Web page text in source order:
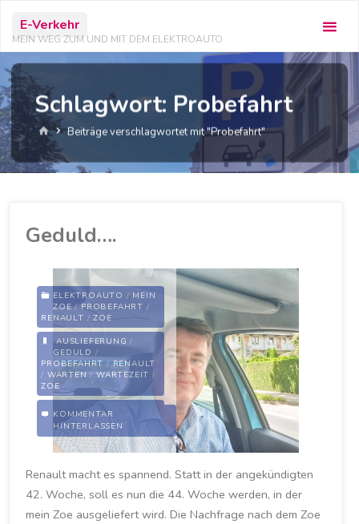
Inhalt
springen
E-Verkehr
MEIN WEG ZUM UND MIT DEM ELEKTROAUTO
Schlagwort: Probefahrt
StartBeiträge verschlagwortet mit "Probefahrt"
Geduld….
ELEKTROAUTO / MEIN
ZOE / PROBEFAHRT /
RENAULT / ZOE
AUSLIEFERUNG /
GEDULD /
PROBEFAHRT/RENAULT
/ WARTEN / WARTEZEIT /
ZOE
20. OKTOBER 2020
KOMMENTAR
HINTERLASSEN
Renault macht es spannend. Statt in der angekündigten
42. Woche, soll es nun die 44. Woche werden, in der
mein Zoe ausgeliefert wird. Die Nachfrage nach dem Zoe